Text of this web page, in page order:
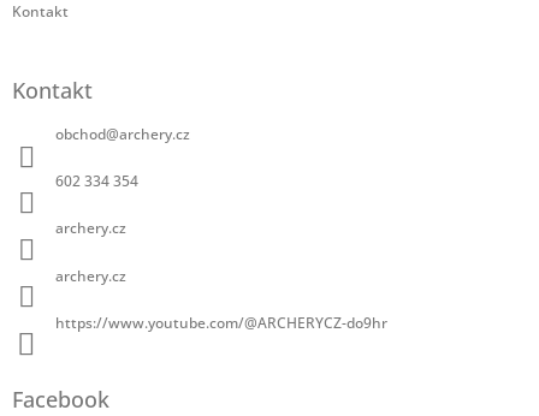
Kontakt
Kontakt
obchod@archery.cz
602 334 354
archery.cz
archery.cz
https://www.youtube.com/@ARCHERYCZ-do9hr
Facebook